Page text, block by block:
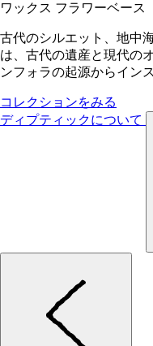
ワックス フラワーベース
古代のシルエット、地中
は、古代の遺産と現代の
ンフォラの起源からイン
コレクションをみる
ディプティックについて